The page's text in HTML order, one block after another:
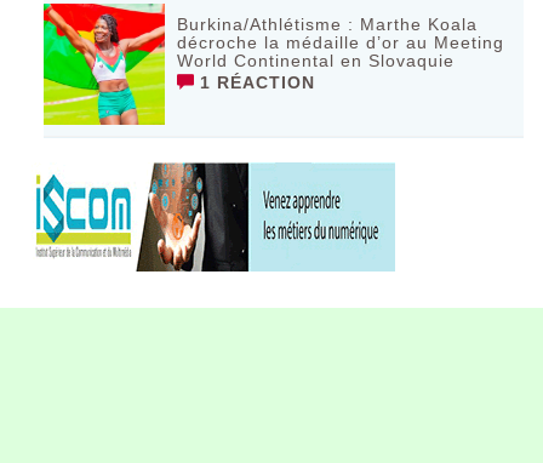
Burkina/Athlétisme : Marthe Koala
décroche la médaille d’or au Meeting
World Continental en Slovaquie ‎
1 RÉACTION